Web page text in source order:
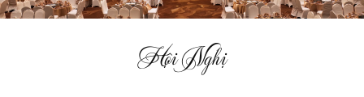
Hội Nghị